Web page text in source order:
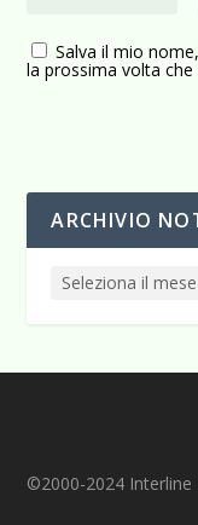
Salva il mio
la prossima volta
ARCHIVIO
©2000-2024 Interline